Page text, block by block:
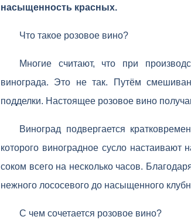
насыщенность красных.
Что такое розовое вино?
Многие считают, что при
винограда. Это не так. Путём
подделки. Настоящее розовое вино
Виноград подвергается
которого виноградное сусло
соком всего на несколько часов.
нежного лососевого до насыщенного
С чем сочетается розовое вино?